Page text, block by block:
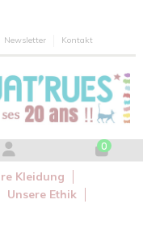
Newsletter Kontakt
0
Kleidung
Unsere Ethik